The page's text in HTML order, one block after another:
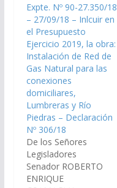
Ejercicio 2016, la obra
de instalación de la
Red de Gas Natural,
como así también las
conexiones
domiciliarias para los…
Expte. Nº 90-27.350/18
– 27/09/18 – Inlcuir en
el Presupuesto
Ejercicio 2019, la obra:
Instalación de Red de
Gas Natural para las
conexiones
domiciliares,
Lumbreras y Río
Piedras – Declaración
Nº 306/18
De los Señores
Legisladores
Senador ROBERTO
ENRIQUE